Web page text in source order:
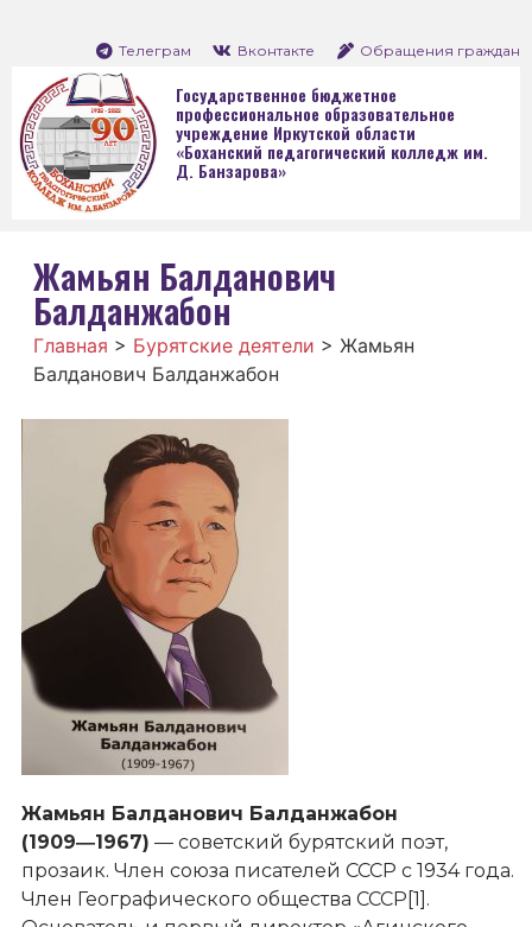
Телеграм Вконтакте Обращения граждан
Государственное бюджетное
профессиональное образовательное
учреждение Иркутской области
«Боханский педагогический колледж им.
Д. Банзарова»
Жамьян Балданович
Балданжабон
Главная > Бурятские деятели > Жамьян
Балданович Балданжабон
Жамьян Балданович Балданжабон
(1909―1967) ― советский бурятский поэт,
прозаик. Член союза писателей СССР с 1934 года.
Член Географического общества СССР[1].